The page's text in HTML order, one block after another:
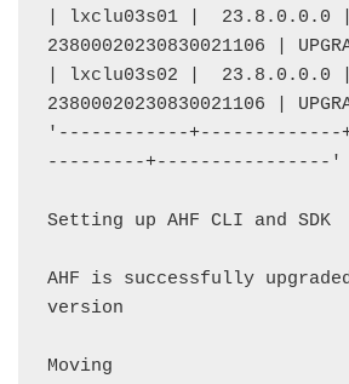
| lxclu03s01 |  23.8.0.0.0 |
23800020230830021106 |
| lxclu03s02 |  23.8.0.0.0 |
23800020230830021106 |
'------------+-------------
---------+----------------'
Setting up AHF CLI and SDK
AHF is successfully
version
Moving